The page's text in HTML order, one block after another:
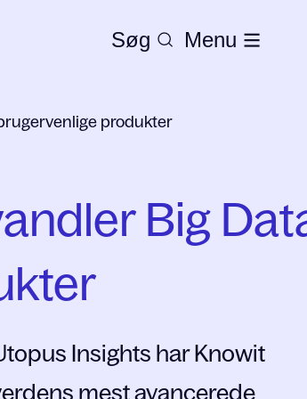
Søg Menu
produkter
Big
Insights har Knowit
mest avancerede